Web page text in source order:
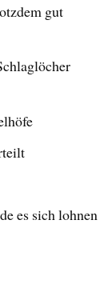
gut
es sich lohnen